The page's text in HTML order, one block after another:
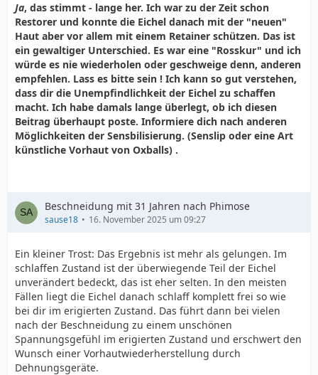
Ja, das stimmt - lange her. Ich war zu der Zeit schon
Restorer und konnte die Eichel danach mit der "neuen"
Haut aber vor allem mit einem Retainer schützen. Das ist
ein gewaltiger Unterschied. Es war eine "Rosskur" und ich
würde es nie wiederholen oder geschweige denn, anderen
empfehlen. Lass es bitte sein ! Ich kann so gut verstehen,
dass dir die Unempfindlichkeit der Eichel zu schaffen
macht. Ich habe damals lange überlegt, ob ich diesen
Beitrag überhaupt poste. Informiere dich nach anderen
Möglichkeiten der Sensbilisierung. (Senslip oder eine Art
künstliche Vorhaut von Oxballs) .
Beschneidung mit 31 Jahren nach Phimose
sause18 16. November 2025 um 09:27
Ein kleiner Trost: Das Ergebnis ist mehr als gelungen. Im
schlaffen Zustand ist der überwiegende Teil der Eichel
unverändert bedeckt, das ist eher selten. In den meisten
Fällen liegt die Eichel danach schlaff komplett frei so wie
bei dir im erigierten Zustand. Das führt dann bei vielen
nach der Beschneidung zu einem unschönen
Spannungsgefühl im erigierten Zustand und erschwert den
Wunsch einer Vorhautwiederherstellung durch
Dehnungsgeräte.